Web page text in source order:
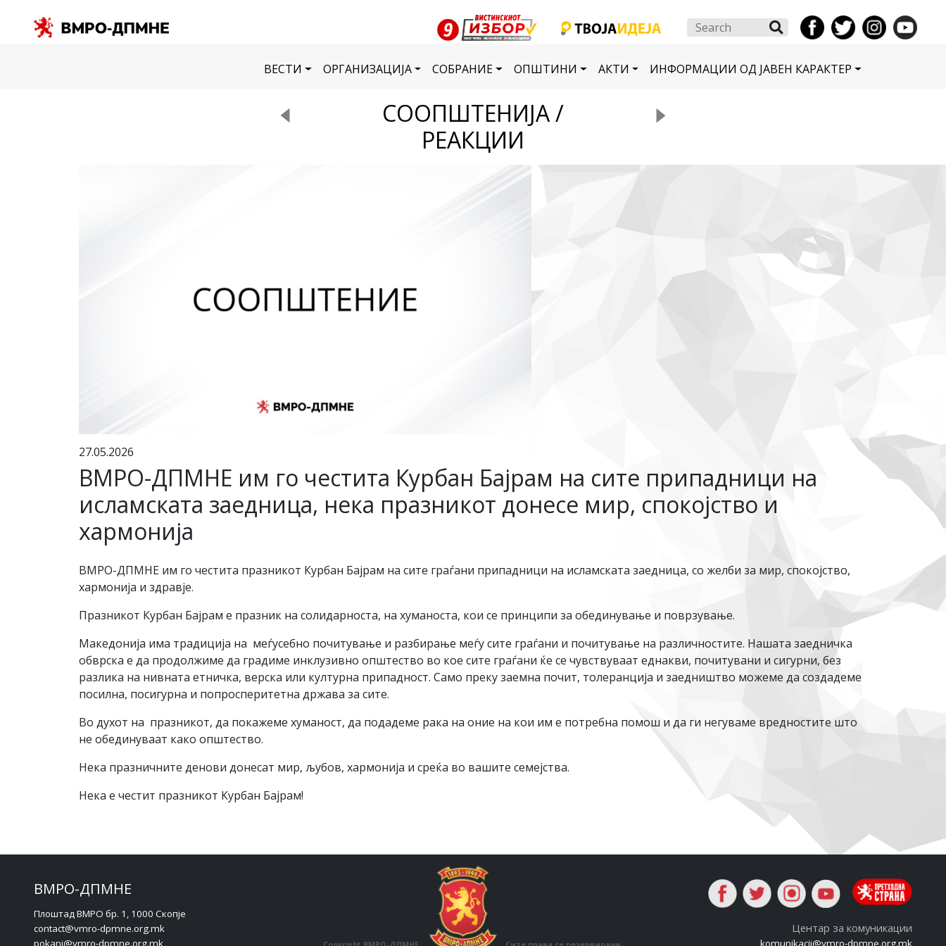
Search
ВЕСТИ ОРГАНИЗАЦИЈА СОБРАНИЕ ОПШТИНИ АКТИ ИНФОРМАЦИИ ОД ЈАВЕН КАРАКТЕР
СООПШТЕНИЈА /
РЕАКЦИИ
27.05.2026
ВМРО-ДПМНЕ им го честита Курбан Бајрам на сите припадници на
исламската заедница, нека празникот донесе мир, спокојство и
хармонија
ВМРО-ДПМНЕ им го честита празникот Курбан Бајрам на сите граѓани припадници на исламската заедница, со желби за мир, спокојство,
хармонија и здравје.
Празникот Курбан Бајрам е празник на солидарноста, на хуманоста, кои се принципи за обединување и поврзување.
Македонија има традиција на меѓусебно почитување и разбирање меѓу сите граѓани и почитување на различностите. Нашата заедничка
обврска е да продолжиме да градиме инклузивно општество во кое сите граѓани ќе се чувствуваат еднакви, почитувани и сигурни, без
разлика на нивната етничка, верска или културна припадност. Само преку заемна почит, толеранција и заедништво можеме да создадеме
посилна, посигурна и попросперитетна држава за сите.
Во духот на празникот, да покажеме хуманост, да подадеме рака на оние на кои им е потребна помош и да ги негуваме вредностите што
не обединуваат како општество.
Нека празничните денови донесат мир, љубов, хармонија и среќа во вашите семејства.
Нека е честит празникот Курбан Бајрам!
ВМРО-ДПМНЕ
Плоштад ВМРО бр. 1, 1000 Скопје
contact@vmro-dpmne.org.mk
Центар за комуникации